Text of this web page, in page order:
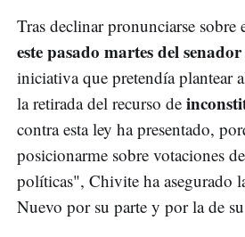
Tras declinar pronunciarse sobre
este pasado martes del
iniciativa que pretendía plantear
la retirada del recurso de
contra esta ley ha presentado,
posicionarme sobre votaciones
políticas", Chivite ha asegurado
Nuevo por su parte y por la de